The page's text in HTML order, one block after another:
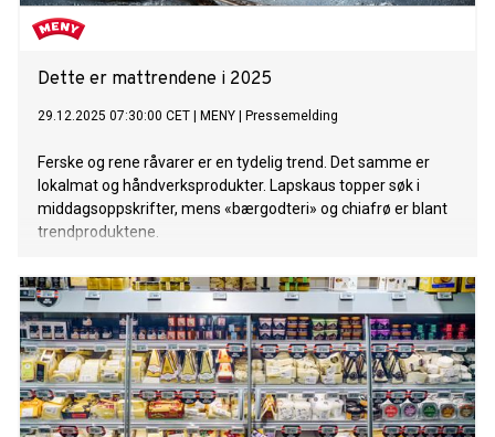
Dette er mattrendene i 2025
29.12.2025 07:30:00 CET MENY Pressemelding
Ferske og rene råvarer er en tydelig trend. Det samme er
lokalmat og håndverksprodukter. Lapskaus topper søk i
middagsoppskrifter, mens «bærgodteri» og chiafrø er blant
trendproduktene.